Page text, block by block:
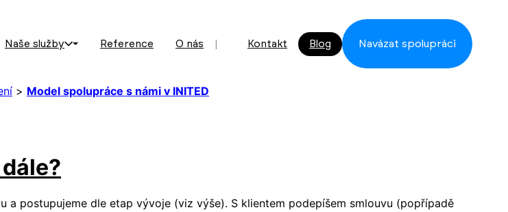
Naše služby Reference O nás Kontakt Blog Navázat spolupráci
> Model spolupráce s námi v INITED
postupujeme dle etap vývoje (viz výše). S klientem podepíšem smlouvu (popřípadě